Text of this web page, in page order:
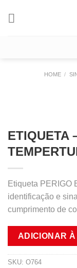
HOME /
ETIQUETA
Etiqueta PERIGO
identificação e
cumprimento de
ADICIONAR
SKU: O764